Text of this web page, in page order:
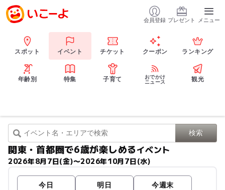
会員登録 プレゼント メニュー
スポット イベント チケット クーポン ランキング
年齢別 特集 子育て
おでかけ
ニュース
観光
関東・首都圏で6歳が楽しめるイベント
2026年8月7日(金)〜2026年10月7日(水)
今日 明日 今週末